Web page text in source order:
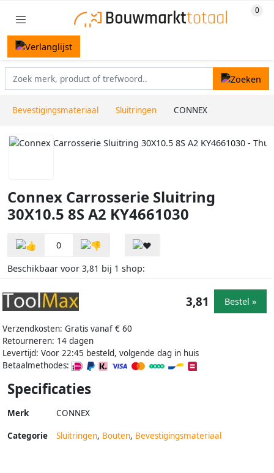
Bevestigingsmateriaal Sluitringen CONNEX
Connex Carrosserie Sluitring
30X10.5 8S A2 KY4661030
0
Beschikbaar voor 3,81 bij 1 shop:
Verzendkosten: Gratis vanaf € 60
Retourneren: 14 dagen
Levertijd: Voor 22:45 besteld, volgende dag in huis
Betaalmethodes:
3,81 Bestel »
Specificaties
Merk CONNEX
Categorie Sluitringen, Bouten, Bevestigingsmateriaal